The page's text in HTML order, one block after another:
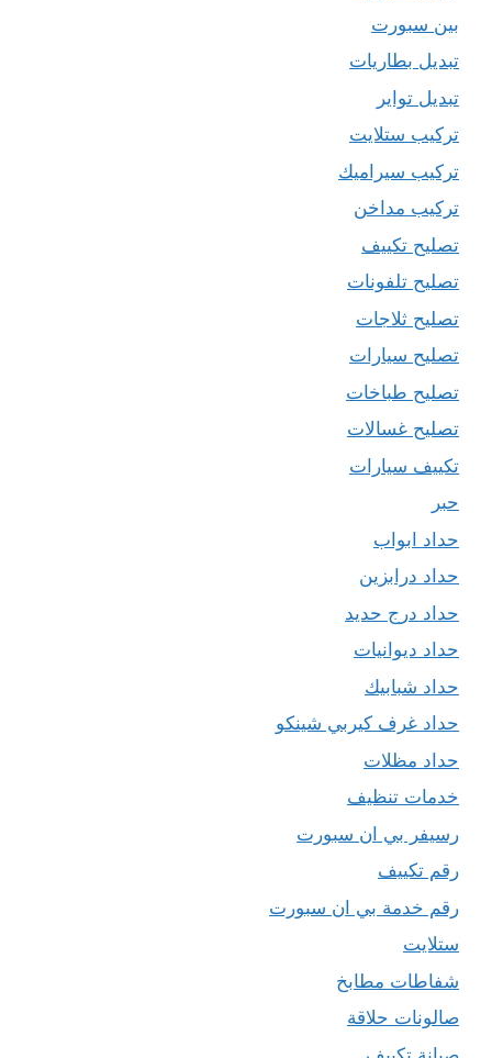
بين سبورت
تبديل بطاريات
تبديل تواير
تركيب ستلايت
تركيب سيراميك
تركيب مداخن
تصليح تكييف
تصليح تلفونات
تصليح ثلاجات
تصليح سيارات
تصليح طباخات
تصليح غسالات
تكييف سيارات
حبر
حداد ابواب
حداد درابزين
حداد درج حديد
حداد ديوانيات
حداد شبابيك
حداد غرف كيربي شينكو
حداد مظلات
خدمات تنظيف
رسيفر بي ان سبورت
رقم تكييف
رقم خدمة بي ان سبورت
ستلايت
شفاطات مطابخ
صالونات حلاقة